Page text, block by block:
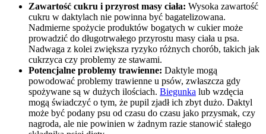
Zawartość cukru i przyrost masy ciała: Wysoka zawartość
cukru w daktylach nie powinna być bagatelizowana.
Nadmierne spożycie produktów bogatych w cukier może
prowadzić do długotrwałego przyrostu masy ciała u psa.
Nadwaga z kolei zwiększa ryzyko różnych chorób, takich jak
cukrzyca czy problemy ze stawami.
Potencjalne problemy trawienne: Daktyle mogą
powodować problemy trawienne u psów, zwłaszcza gdy
spożywane są w dużych ilościach. Biegunka lub wzdęcia
mogą świadczyć o tym, że pupil zjadł ich zbyt dużo. Daktyl
może być podany psu od czasu do czasu jako przysmak, czy
nagroda, ale nie powinien w żadnym razie stanowić stałego